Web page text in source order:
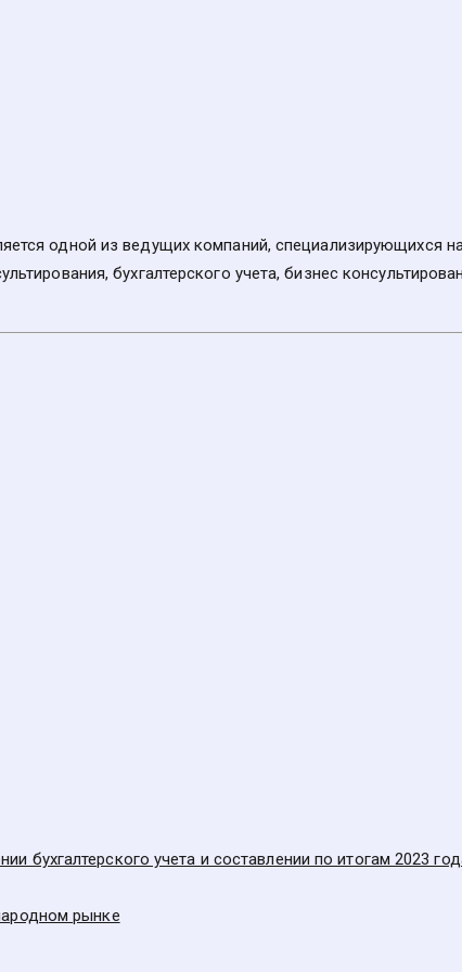
одной из ведущих компаний, специализирующихся
бухгалтерского учета, бизнес
бухгалтерского учета и составлении по итогам 2023
рынке